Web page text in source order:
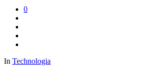
0
In Technologia